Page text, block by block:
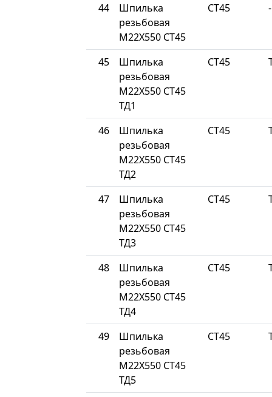
44
Шпилька
резьбовая
М22Х550 СТ45
СТ45 -
45
Шпилька
резьбовая
М22Х550 СТ45
ТД1
СТ45
46
Шпилька
резьбовая
М22Х550 СТ45
ТД2
СТ45
47
Шпилька
резьбовая
М22Х550 СТ45
ТД3
СТ45
48
Шпилька
резьбовая
М22Х550 СТ45
ТД4
СТ45
49
Шпилька
резьбовая
М22Х550 СТ45
ТД5
СТ45